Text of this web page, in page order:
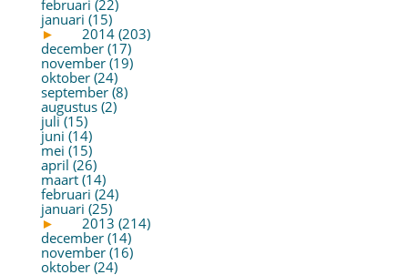
februari (22)
januari (15)
►
2014 (203)
december (17)
november (19)
oktober (24)
september (8)
augustus (2)
juli (15)
juni (14)
mei (15)
april (26)
maart (14)
februari (24)
januari (25)
►
2013 (214)
december (14)
november (16)
oktober (24)